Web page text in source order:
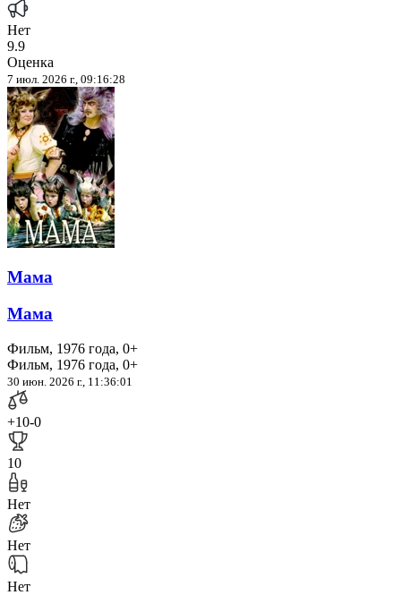
Нет
9.9
Оценка
7 июл. 2026 г., 09:16:28
Мама
Мама
Фильм, 1976 года, 0+
Фильм, 1976 года, 0+
30 июн. 2026 г., 11:36:01
+10-0
10
Нет
Нет
Нет